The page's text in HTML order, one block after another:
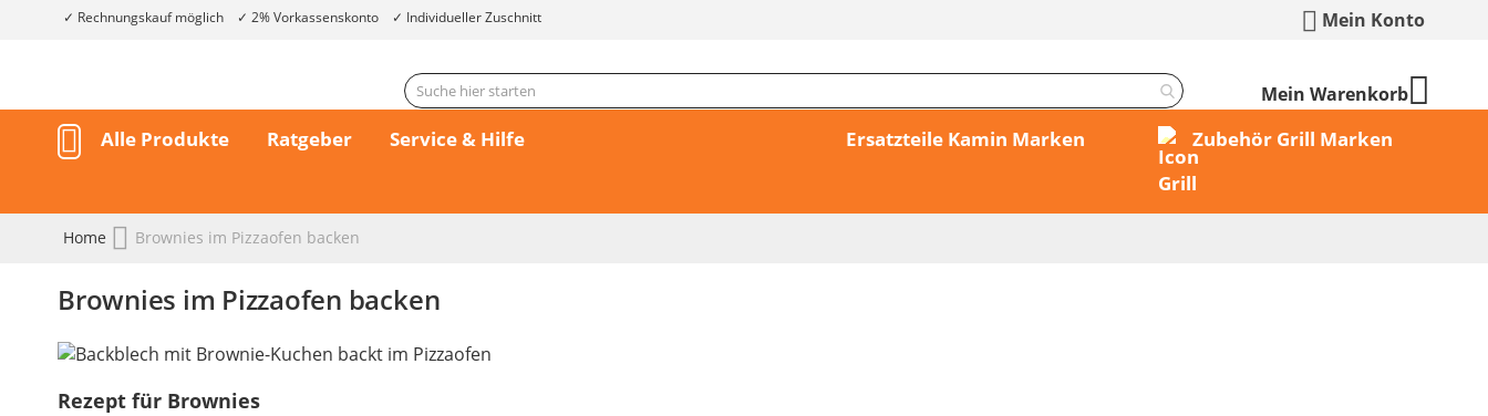
Rechnungskauf möglich 2% Vorkassenskonto Individueller Zuschnitt Mein Konto
Mein Warenkorb
Alle Produkte Ratgeber Service & Hilfe Ersatzteile Kamin Marken Zubehör Grill Marken
Home Brownies im Pizzaofen backen
Brownies im Pizzaofen backen
Rezept für Brownies